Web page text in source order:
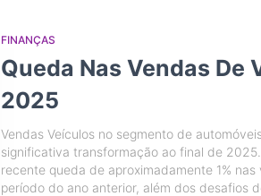
FINANÇAS
Queda Nas Vendas De
2025
Vendas Veículos no segmento de
significativa transformação ao final de
recente queda de aproximadamente 1%
período do ano anterior, além dos desafios